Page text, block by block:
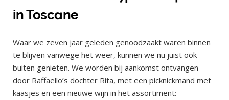
in Toscane
Waar we zeven jaar geleden genoodzaakt waren binnen
te blijven vanwege het weer, kunnen we nu juist ook
buiten genieten. We worden bij aankomst ontvangen
door Raffaello’s dochter Rita, met een picknickmand met
kaasjes en een nieuwe wijn in het assortiment: